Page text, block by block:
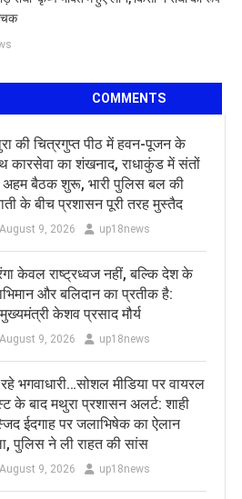
COMMENTS
की चित्रगुप्त पीठ में हवन-पूजन के
कारसेवा का शंखनाद, राधाकुंड में संतों
अहम बैठक शुरू, भारी पुलिस बल की
के बीच प्रशासन पूरी तरह मुस्तैद
August 9, 2026 up18news
केवल राष्ट्रध्वज नहीं, बल्कि देश के
और बलिदान का प्रतीक है:
केशव प्रसाद मौर्य
August 9, 2026 up18news
भगवाधारी…सोशल मीडिया पर वायरल
के बाद मथुरा प्रशासन अलर्ट: शाही
ईदगाह पर जलाभिषेक का ऐलान
पुलिस ने ली राहत की सांस
August 9, 2026 up18news